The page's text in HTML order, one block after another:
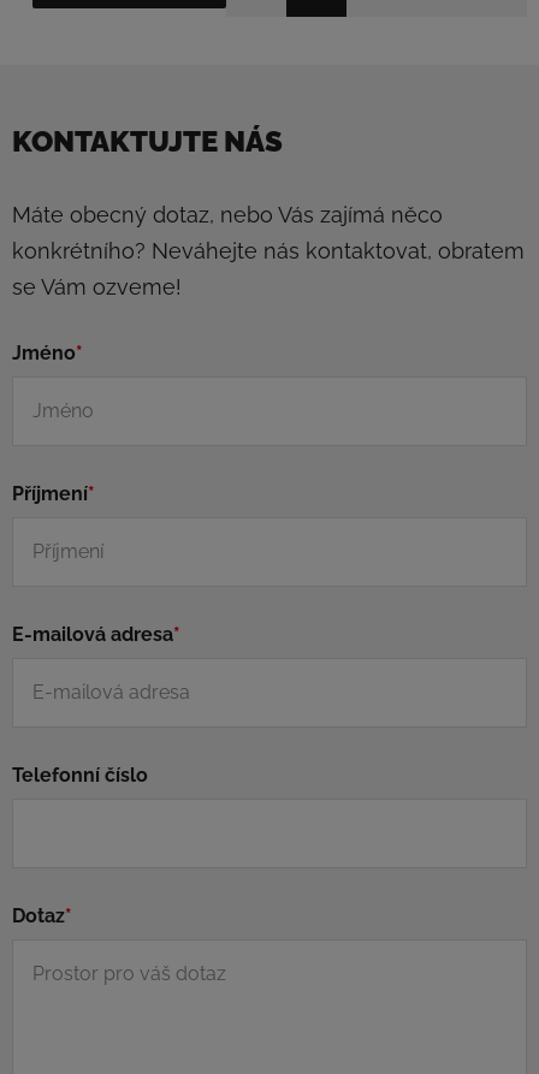
KONTAKTUJTE NÁS
Máte obecný dotaz, nebo Vás zajímá něco
konkrétního? Neváhejte nás kontaktovat, obratem
se Vám ozveme!
Jméno*
Příjmení*
E-mailová adresa*
Telefonní číslo
Dotaz*